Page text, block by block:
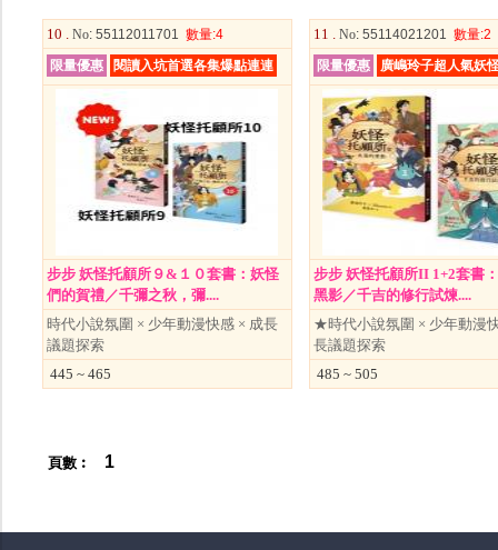
10 . No: 55112011701 數量:4
限量優惠
閱讀入坑首選各集爆點連連
步步 妖怪托顧所９&１０套書：妖怪
們的賀禮／千彌之秋，彌....
時代小說氛圍 × 少年動漫快感 × 成長
議題探索
445 ~ 465
11 . No: 55114021201 數量:2
限量優惠
廣嶋玲子超人氣妖
步步 妖怪托顧所II 1+2套書
黑影／千吉的修行試煉....
★時代小說氛圍 × 少年動漫
長議題探索
485 ~ 505
頁數︰ 1